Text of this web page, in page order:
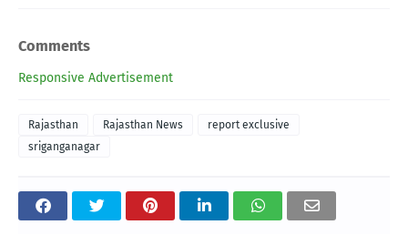
Comments
Responsive Advertisement
Rajasthan Rajasthan News
report exclusive
sriganganagar